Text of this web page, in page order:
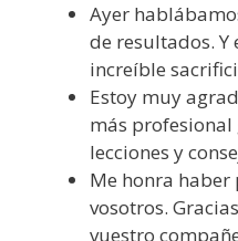
Ayer
de resultados. Y
increíble
Estoy muy
más profesional
lecciones y
Me honra
vosotros.
vuestro